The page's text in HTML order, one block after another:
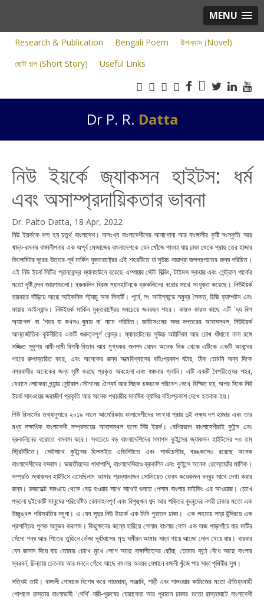
MENU
Research & Publication Bengali Poem
উপন্যাস (Novel)
ছোট গল্প (Short Story)
Useful Links
Dr P. R. Datta
নিউ ইয়র্কে জ্যাকসন হাইটস: ধর্ম
এবং অসাম্প্রদায়িকতার ভাবনা
Dr. Palto Datta, 18 Apr, 2022
নিউ ইয়র্ককে বলা হয় চতুর্থ বাংলাদেশ। অসংখ্য বাংলাদেশীদের আনাগোনা আর বাংঙ্গালীর কৃষ্টি সংস্কৃতি আর
খাদ্য-রসনার বাঙ্গালীপনার এক অপূর্ব মেজাজের বাংলাদেশকে যেন খোঁজে পাওয়া যায় ঢাকা থেকে প্রায় তের হাজার
কিলোমিটর দূরের উত্তর-পূর্ব মার্কিন যুক্তরাষ্ট্রেরএই শহরটিতে যাসুউচ্চ নায়াগ্রা জলপ্রপাতের জন্য পরিচিত।
এই নিউ ইয়র্ক সিটির প্রানকেন্দ্র ম্যানহাটনে রয়েছে এম্পায়ার স্টেট বিল্ডিং, টাইমস স্কয়ার এবং সেন্ট্রাল পার্কের
মতো দৃষ্টি নন্দন জায়গাগুলো। ব্রুকলিন ব্রিজ ম্যানহাটনকে ব্রুকলিনের বরোর সাথে সংযুক্ত করেছে। নিউইয়র্ক
হারবারে দাঁড়িয়ে আছে আইকনিক স্ট্যাচু অফ লিবার্টি। পূর্বে, লং আইল্যান্ডে সমুদ্র সৈকত, রিজি হ্যাম্পটন এবং
ফায়ার আইল্যান্ড। নিউইয়র্ক মার্কিন যুক্তরাষ্ট্রের সবচেয়ে জনবহুল শহর। কারও কারও কাছে এটি 'দ্য বিগ
অ্যাপেল' বা 'শহর যা কখনও ঘুমায় না' নামে পরিচিত। জাতিসংঘের সদর দপ্তরের আবাসস্থল, নিউইয়র্ক
আন্তর্জাতিক কূটনীতির একটি গুরুত্বপূর্ণ কেন্দ্র। ম্যানহাটনের সুউচ্চ অট্টালিকা আর চোখ ধাঁধানো নানা রঙ্গে
সজ্জিত সুদৃশ্য নামী-দামী বিপনী-বিতান আর মুগ্ধকর জনপদ যেমন অনেক দিক থেকে এটিকে একটি আনন্দের
শহরে রুপান্তরিত করে, এবং অনেকের জন্য আত্মবিশ্বাসের বহিঃপ্রকাশ ঘটায়, ঠিক তেমনি অন্য দিকে
নগরবাসীর অনেকের জন্য সৃষ্টি করছে প্রকৃত অবহেলা এবং বঞ্চনার গ্লানি। এটি একটি বৈপরীত্যের শহর,
যেখানে লোকেরা গ্র্যান্ড সেন্ট্রাল স্টেশনের ঐশ্বর্য আর নিছক চকচকে পরিবেশ দেখে বিস্মিত হয়, অপর দিকে নিউ
ইয়র্ক সাবওয়ের জরাজীর্ণ প্রকৃতি আর অনেক পথচারীর মানষিক ব্যাধির বহিঃপ্রকাশ দেখে হতবাক হয়।
পিউ রিসার্সের তথ্যানুসারে ২০১৯ সালে আমেরিকায় বংলাদেশীদের সংখ্যা প্রায় দুই লক্ষ্য দশ হাজার এবং তার
মধ্য লক্ষাধিক বাংলাদেশী সম্প্রদায়ের আবাসস্থল হলো নিউ ইয়র্ক। বেশিরভাগ বাংলাদেশীরাই কুইন্স এবং
ব্রুকলিনের বরোতে বসবাস করে। সবচেয়ে বড় বাংলাদেশিদের সমাগম কুইন্সের জ্যাকসন হাইটসের ৭৩ তম
স্ট্রিটটিতে। সেইসাথে কুইন্সের হিলসাইড এভিনিউতে এবং পার্কচেস্টার, ব্রঙ্কসেও রয়েছে অনেক
বাংলাদেশীদের বসবাস। ভারতীয়দের পাশাপাশি, বাংলাদেশিরাও ব্রুকলিন এবং কুইন্সে অনেক রেস্তোরাঁর মালিক।
সম্প্রতি জ্যাকসন হাইটসে এসেছিলাম আমার শ্রদ্ধাভাজন সোভিয়েত ফেরৎ কয়েকজন বন্ধুর সাথে দেখা করার
জন্য। রুজভেল্ট সাবওয়ে থেকে বেড় হওয়ার সাথে সাথেই শুনতে পেলাম বাংলায় মাইকিং এর আওয়াজ। চোখে
পড়লো দুইকোটি মানুষের পরিবেষ্টিত কোলাহলপূর্ণ এবং বিশৃঙ্খল শব্দ আর শক্তির বুদবুদের নগরী ঢাকার মতো এক
উচ্ছৃঙ্খল পরিস্থতির নমুনা। এ যেন সুদুর নিউ ইয়র্কে এক মিনি পুরাতন ঢাকা। এক লহমায় সাড়া ইন্দ্রিয়ে এক
প্রশান্তির পুলক অনুভব করলাম। কিছুক্ষনের জন্যে হারিয়ে গেলাম বাংলার কোন এক অজ পাড়াগাঁয়ে যার মাটির
সেঁদো গন্ধ আর শিতের তুহিনে ভেঁজা দূর্বাঘাসের মৃদু সমীরন আমার সাড়া গায়ে আজো দোল খেয়ে যায়। বারবার
যেন জানান দিয়ে যায় তোমার চোখে মুখে লেগে আছে বাঙ্গালীত্বের ছোঁয়া, তোমার কন্ঠে বেঁধে আছে বাংলার
স্বরবর্ন, চিন্তায় চেতনায় আর মননে গেঁথে আছে বাংলার অবয়ব যেখানে বঙ্গালী খুঁজে পায় সাড়া পৃথিবীর সুখ।
সত্যিই তাই। বাঙ্গালী পোষাকে বিশেষ করে পায়জামা, পাঞ্জাবি, শাড়ী এবং শালওয়ার কামিজের মতো ঐতিহ্যবাহী
পোশাকে রাস্তায় বাংলাভাষী 'দেশি' নারী-পুরুষের ঘোরাফেরা আর পুরাতন ঢাকার মতো রাস্তাঘাটে বাংলাদেশী